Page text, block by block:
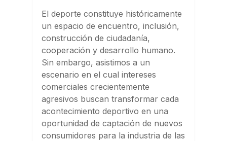
El deporte constituye históricamente
un espacio de encuentro, inclusión,
construcción de ciudadanía,
cooperación y desarrollo humano.
Sin embargo, asistimos a un
escenario en el cual intereses
comerciales crecientemente
agresivos buscan transformar cada
acontecimiento deportivo en una
oportunidad de captación de nuevos
consumidores para la industria de las